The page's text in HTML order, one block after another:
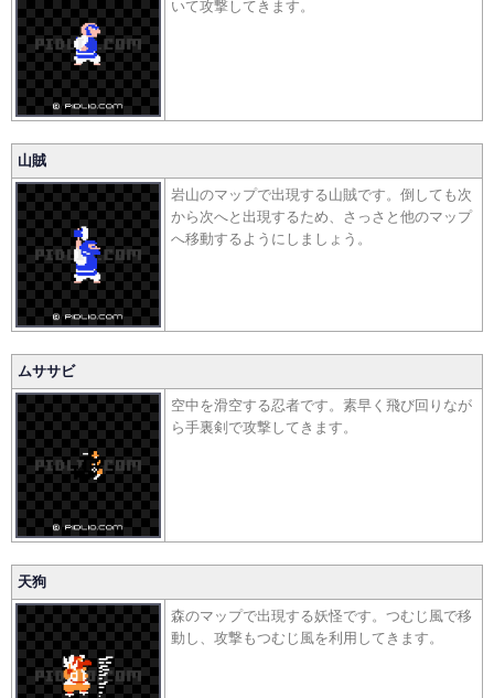
いて攻撃してきます。
山賊
岩山のマップで出現する山賊です。倒しても次
から次へと出現するため、さっさと他のマップ
へ移動するようにしましょう。
ムササビ
空中を滑空する忍者です。素早く飛び回りなが
ら手裏剣で攻撃してきます。
天狗
森のマップで出現する妖怪です。つむじ風で移
動し、攻撃もつむじ風を利用してきます。